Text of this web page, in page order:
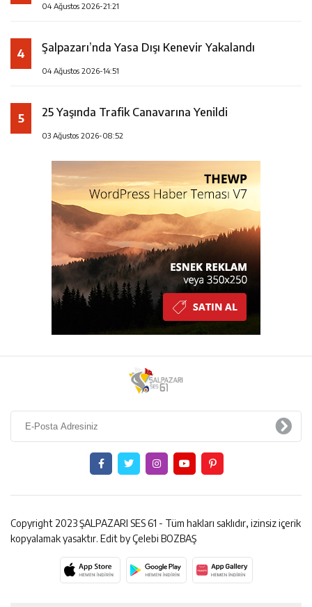
04 Ağustos 2026-21:21
4 Şalpazarı’nda Yasa Dışı Kenevir Yakalandı
04 Ağustos 2026-14:51
5 25 Yaşında Trafik Canavarına Yenildi
03 Ağustos 2026-08:52
Copyright 2023 ŞALPAZARI SES 61 - Tüm hakları saklıdır, izinsiz içerik
kopyalamak yasaktır. Edit by Çelebi BOZBAŞ